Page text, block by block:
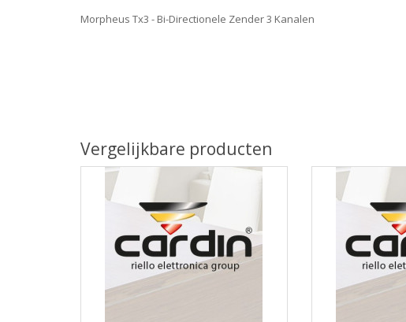
Morpheus Tx3 - Bi-Directionele Zender 3 Kanalen
Vergelijkbare producten